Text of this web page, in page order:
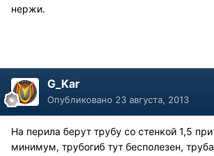
нержи.
G_Kar
Опубликовано 23 августа, 2013
На перила берут трубу со стенкой 1,5
минимум, трубогиб тут бесполезен,